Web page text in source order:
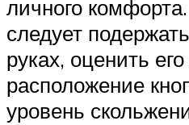
личного
следует
руках, оценить
расположение
уровень